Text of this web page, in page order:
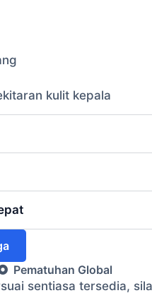
kulit kepala
Pematuhan Global
sentiasa tersedia,